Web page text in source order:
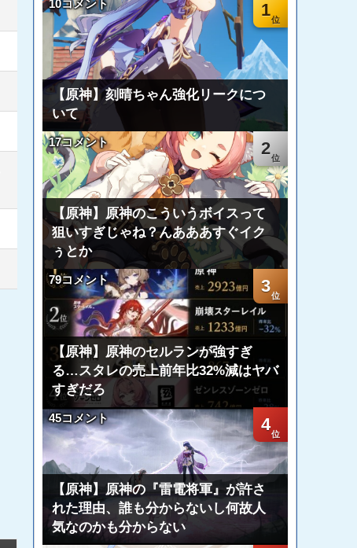
1
10コメント
【原神】刻晴ちゃん強化リークにつ
いて
2
17コメント
【原神】原神のこういうボイスって
狙いすぎじゃね？んあああすぐイク
ぅとか
3
79コメント
【原神】原神のセルランが強すぎ
る…スタレの売上前年比32%減はヤバ
すぎだろ
4
45コメント
【原神】原神の『雷電将軍』が許さ
れた理由、誰も分からないし何故人
気なのかも分からない